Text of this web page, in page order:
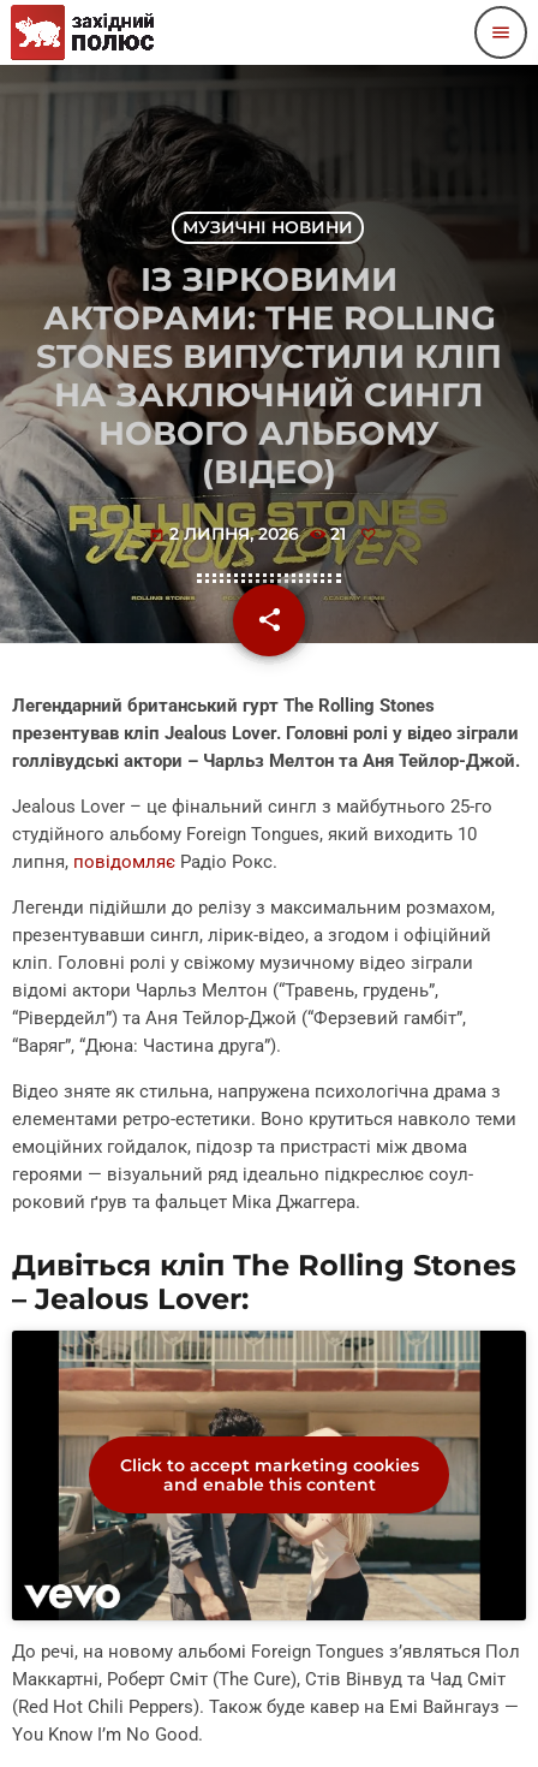
menu
МУЗИЧНІ НОВИНИ
ІЗ ЗІРКОВИМИ
АКТОРАМИ: THE ROLLING
STONES ВИПУСТИЛИ КЛІП
НА ЗАКЛЮЧНИЙ СИНГЛ
НОВОГО АЛЬБОМУ
(ВІДЕО)
today 2 ЛИПНЯ, 2026 21
share
email
Легендарний британський гурт The Rolling Stones
презентував кліп Jealous Lover. Головні ролі у відео зіграли
голлівудські актори – Чарльз Мелтон та Аня Тейлор-Джой.
Jealous Lover – це фінальний сингл з майбутнього 25-го
студійного альбому Foreign Tongues, який виходить 10
липня, повідомляє Радіо Рокс.
Легенди підійшли до релізу з максимальним розмахом,
презентувавши сингл, лірик-відео, а згодом і офіційний
кліп. Головні ролі у свіжому музичному відео зіграли
відомі актори Чарльз Мелтон (“Травень, грудень”,
“Рівердейл”) та Аня Тейлор-Джой (“Ферзевий гамбіт”,
“Варяг”, “Дюна: Частина друга”).
Відео зняте як стильна, напружена психологічна драма з
елементами ретро-естетики. Воно крутиться навколо теми
емоційних гойдалок, підозр та пристрасті між двома
героями — візуальний ряд ідеально підкреслює соул-
роковий ґрув та фальцет Міка Джаггера.
Дивіться кліп The Rolling Stones
– Jealous Lover:
Click to accept marketing cookies
and enable this content
До речі, на новому альбомі Foreign Tongues з’являться Пол
Маккартні, Роберт Сміт (The Cure), Стів Вінвуд та Чад Сміт
(Red Hot Chili Peppers). Також буде кавер на Емі Вайнгауз —
You Know I’m No Good.